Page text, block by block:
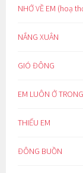
NHỚ VỀ EM (hoạ
NẮNG XUÂN
GIÓ ĐÔNG
EM LUÔN Ở
THIẾU EM
ĐÔNG BUỒN